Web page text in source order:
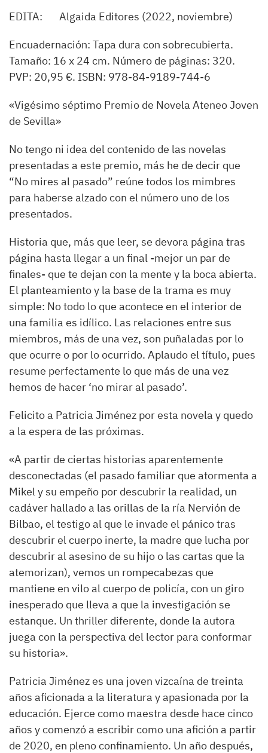
EDITA: Algaida Editores (2022, noviembre)
Encuadernación: Tapa dura con sobrecubierta.
Tamaño: 16 x 24 cm. Número de páginas: 320.
PVP: 20,95 €. ISBN: 978-84-9189-744-6
«Vigésimo séptimo Premio de Novela Ateneo Joven
de Sevilla»
No tengo ni idea del contenido de las novelas
presentadas a este premio, más he de decir que
“No mires al pasado” reúne todos los mimbres
para haberse alzado con el número uno de los
presentados.
Historia que, más que leer, se devora página tras
página hasta llegar a un final -mejor un par de
finales- que te dejan con la mente y la boca abierta.
El planteamiento y la base de la trama es muy
simple: No todo lo que acontece en el interior de
una familia es idílico. Las relaciones entre sus
miembros, más de una vez, son puñaladas por lo
que ocurre o por lo ocurrido. Aplaudo el título, pues
resume perfectamente lo que más de una vez
hemos de hacer ‘no mirar al pasado’.
Felicito a Patricia Jiménez por esta novela y quedo
a la espera de las próximas.
«A partir de ciertas historias aparentemente
desconectadas (el pasado familiar que atormenta a
Mikel y su empeño por descubrir la realidad, un
cadáver hallado a las orillas de la ría Nervión de
Bilbao, el testigo al que le invade el pánico tras
descubrir el cuerpo inerte, la madre que lucha por
descubrir al asesino de su hijo o las cartas que la
atemorizan), vemos un rompecabezas que
mantiene en vilo al cuerpo de policía, con un giro
inesperado que lleva a que la investigación se
estanque. Un thriller diferente, donde la autora
juega con la perspectiva del lector para conformar
su historia».
Patricia Jiménezes una joven vizcaína de treinta
años aficionada a la literatura y apasionada por la
educación. Ejerce como maestra desde hace cinco
años y comenzó a escribir como una afición a partir
de 2020, en pleno confinamiento. Un año después,